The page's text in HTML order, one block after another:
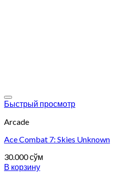
Быстрый просмотр
Arcade
Ace Combat 7: Skies Unknown
30.000сўм
В корзину